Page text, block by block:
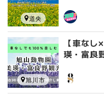
道央
【車な
瑛・富良
旭川市